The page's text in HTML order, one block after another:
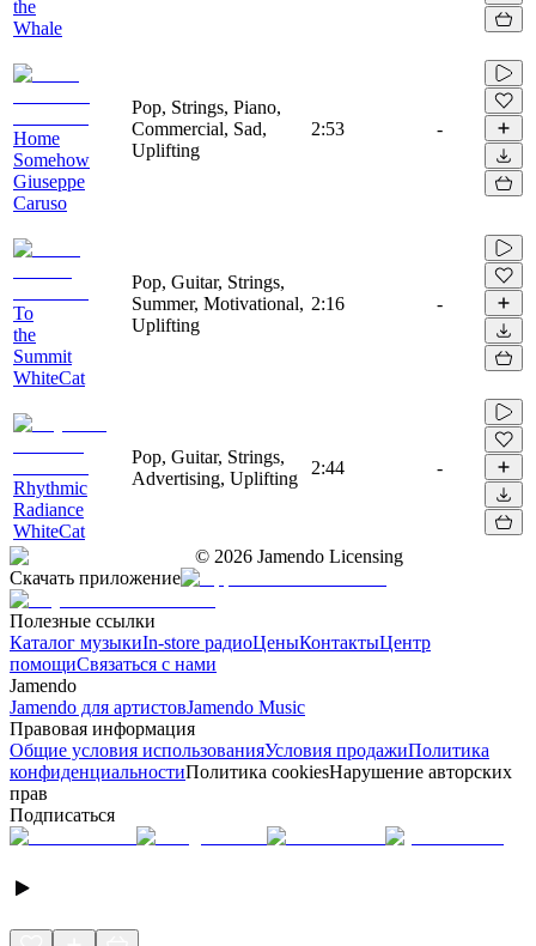
the
Whale
Home
Somehow
Giuseppe
Caruso
Pop, Strings, Piano,
Commercial, Sad,
Uplifting
2:53 -
To
the
Summit
WhiteCat
Pop, Guitar, Strings,
Summer, Motivational,
Uplifting
2:16 -
Rhythmic
Radiance
WhiteCat
Pop, Guitar, Strings,
Advertising, Uplifting
2:44 -
© 2026 Jamendo Licensing
Скачать приложение
Полезные ссылки
Каталог музыкиIn-store радиоЦеныКонтактыЦентр
помощиСвязаться с нами
Jamendo
Jamendo для артистовJamendo Music
Правовая информация
Общие условия использованияУсловия продажиПолитика
конфиденциальностиПолитика cookiesНарушение авторских
прав
Подписаться